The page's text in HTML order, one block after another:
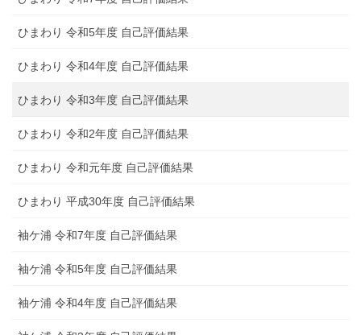
ひまわり 令和5年度 自己評価結果
ひまわり 令和4年度 自己評価結果
ひまわり 令和3年度 自己評価結果
ひまわり 令和2年度 自己評価結果
ひまわり 令和元年度 自己評価結果
ひまわり 平成30年度 自己評価結果
袖ケ浦 令和7年度 自己評価結果
袖ケ浦 令和5年度 自己評価結果
袖ケ浦 令和4年度 自己評価結果